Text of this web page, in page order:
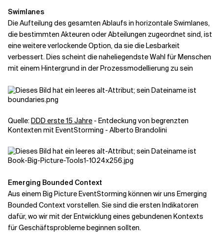
Swimlanes
Die Aufteilung des gesamten Ablaufs in horizontale Swimlanes,
die bestimmten Akteuren oder Abteilungen zugeordnet sind, ist
eine weitere verlockende Option, da sie die Lesbarkeit
verbessert. Dies scheint die naheliegendste Wahl für Menschen
mit einem Hintergrund in der Prozessmodellierung zu sein
Quelle:DDD erste 15 Jahre - Entdeckung von begrenzten
Kontexten mit EventStorming - Alberto Brandolini
Emerging Bounded Context
Aus einem Big Picture EventStorming können wir uns Emerging
Bounded Context vorstellen. Sie sind die ersten Indikatoren
dafür, wo wir mit der Entwicklung eines gebundenen Kontexts
für Geschäftsprobleme beginnen sollten.